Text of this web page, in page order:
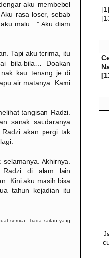
aku membebel
rasa loser, sebab
malu…” Aku diam
Tapi aku terima, itu
bila-bila… Doakan
kau tenang je di
air matanya. Kami
tangisan Radzi.
sanak saudaranya
Radzi akan pergi tak
Akhirnya,
Radzi di alam lain
Kini aku masih bisa
tahun kejadian itu
semua. Tiada kaitan yang
[1]